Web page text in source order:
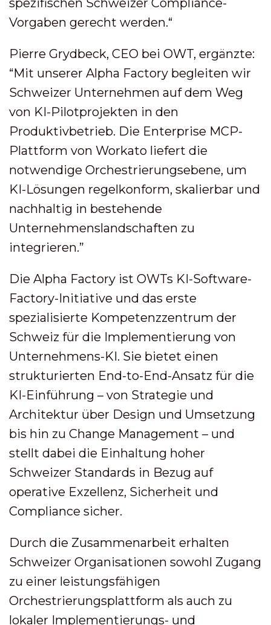
spezifischen Schweizer Compliance-
Vorgaben gerecht werden.“
Pierre Grydbeck, CEO bei OWT, ergänzte:
“Mit unserer Alpha Factory begleiten wir
Schweizer Unternehmen auf dem Weg
von KI-Pilotprojekten in den
Produktivbetrieb. Die Enterprise MCP-
Plattform von Workato liefert die
notwendige Orchestrierungsebene, um
KI-Lösungen regelkonform, skalierbar und
nachhaltig in bestehende
Unternehmenslandschaften zu
integrieren.”
Die Alpha Factory ist OWTs KI-Software-
Factory-Initiative und das erste
spezialisierte Kompetenzzentrum der
Schweiz für die Implementierung von
Unternehmens-KI. Sie bietet einen
strukturierten End-to-End-Ansatz für die
KI-Einführung – von Strategie und
Architektur über Design und Umsetzung
bis hin zu Change Management – und
stellt dabei die Einhaltung hoher
Schweizer Standards in Bezug auf
operative Exzellenz, Sicherheit und
Compliance sicher.
Durch die Zusammenarbeit erhalten
Schweizer Organisationen sowohl Zugang
zu einer leistungsfähigen
Orchestrierungsplattform als auch zu
lokaler Implementierungs- und